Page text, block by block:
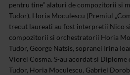
pentru tine” alaturi de compozitorii si
Tudor), Horia Moculescu (Premiul
trecut laureati au fost interpretii Nico
compozitorii si orchestratorii Horia
Tudor, George Natsis, sopranei Irina
Viorel Cosma. S-au acordat si Diplome
Tudor, Horia Moculescu, Gabriel